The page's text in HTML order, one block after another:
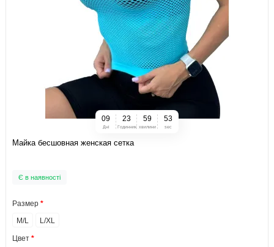
09
Дні
23
Годинник
59
хвилини
52
sec
Майка бесшовная женская сетка
Є в наявності
Размер
M/L
L/XL
Цвет